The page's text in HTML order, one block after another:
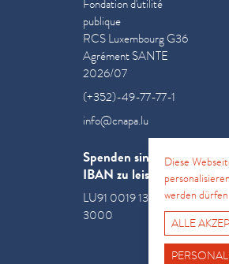
Fondation d'utilité
publique
RCS Luxembourg G36
Agrément SANTE
2026/07
(+352)-49-77-77-1
info@cnapa.lu
Spenden sind an die
IBAN zu leisten
LU91 0019 1300 0854
3000
Diese
werden dürfen
ALLE